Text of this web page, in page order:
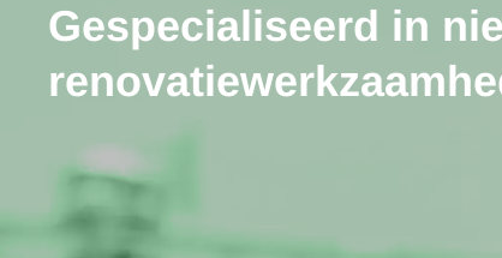
Gespecialiseerd in